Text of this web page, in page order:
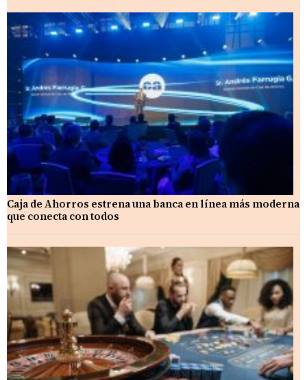
Caja de Ahorros estrena una banca en línea más moderna
que conecta con todos